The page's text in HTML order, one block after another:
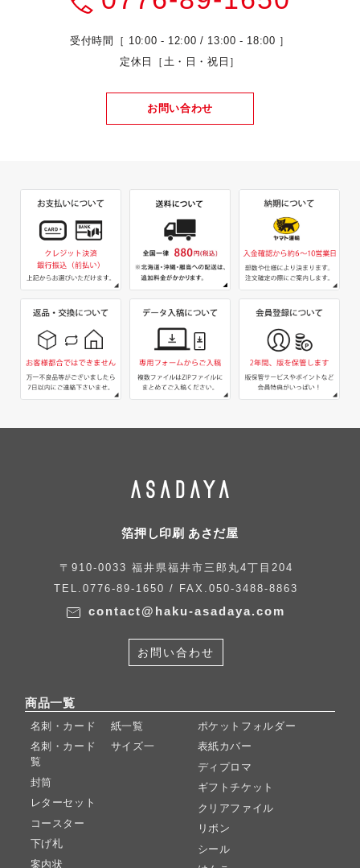
受付時間［ 10:00 - 12:00 / 13:00 - 18:00 ］
定休日［土・日・祝日］
お問い合わせ
箔押し印刷 あさだ屋
〒910-0033 福井県福井市三郎丸4丁目204
TEL.0776-89-1650 / FAX.050-3488-8863
contact@haku-asadaya.com
お問い合わせ
商品一覧
名刺・カード 紙一覧
名刺・カード サイズ一
覧
封筒
レターセット
コースター
下げ札
案内状
ポケットフォルダー
表紙カバー
ディプロマ
ギフトチケット
クリアファイル
リボン
シール